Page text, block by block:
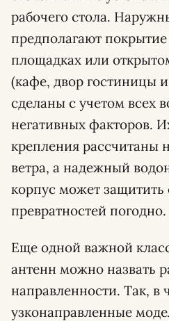
рабочего стола.
предполагают
площадках или
(кафе, двор гостиницы
сделаны с учетом всех
негативных факторов.
крепления рассчитаны
ветра, а надежный
корпус может защитить
превратностей погодно.
Еще одной важной
антенн можно назвать
направленности. Так, в
узконаправленные